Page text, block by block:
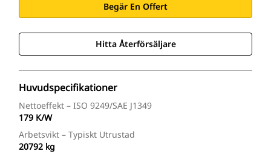
Begär En Offert
Hitta Återförsäljare
Huvudspecifikationer
Nettoeffekt – ISO 9249/SAE J1349
179 K/W
Arbetsvikt – Typiskt Utrustad
20792 kg